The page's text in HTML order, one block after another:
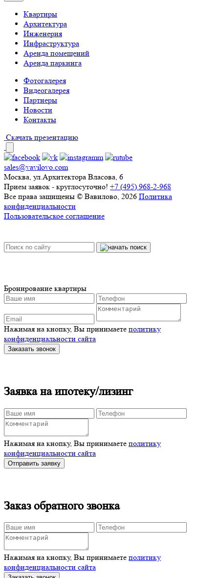
Квартиры
Архитектура
Инженерия
Инфраструктура
Аренда помещений
Аренда паркинга
Фотогалерея
Видеогалерея
Партнеры
Новости
Контакты
Скачать презентацию
sales@vavilovo.com
Москва, ул.Архитектора Власова, 6
Прием заявок - круглосуточно! +7 (495) 968-2-968
Все права защищены © Вавилово, 2026 Политика
конфиденциальности
Пользовательское соглашение
Бронирование квартиры
Нажимая на кнопку, Вы принимаете политику
конфиденциальности сайта
Заказать звонок
Заявка на ипотеку/лизинг
Нажимая на кнопку, Вы принимаете политику
конфиденциальности сайта
Отправить заявку
Заказ обратного звонка
Нажимая на кнопку, Вы принимаете политику
конфиденциальности сайта